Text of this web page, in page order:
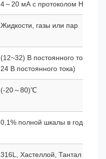
4～20 мА с протоколом HART,
Жидкости, газы или пар
(12~32) В постоянного тока
24 В постоянного тока)
(-20～80)℃
0,1% полной шкалы в год
316L, Хастеллой, Тантал и т. д.